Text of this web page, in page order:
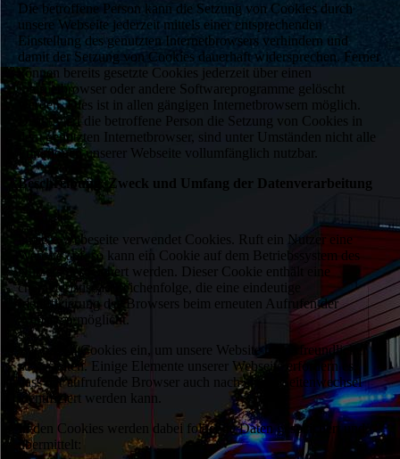
Die betroffene Person kann die Setzung von Cookies durch
unsere Webseite jederzeit mittels einer entsprechenden
Einstellung des genutzten Internetbrowsers verhindern und
damit der Setzung von Cookies dauerhaft widersprechen. Ferner
können bereits gesetzte Cookies jederzeit über einen
Internetbrowser oder andere Softwareprogramme gelöscht
werden. Dies ist in allen gängigen Internetbrowsern möglich.
Deaktiviert die betroffene Person die Setzung von Cookies in
dem genutzten Internetbrowser, sind unter Umständen nicht alle
Funktionen unserer Webseite vollumfänglich nutzbar.
Beschreibung, Zweck und Umfang der Datenverarbeitung
Unsere Webeseite verwendet Cookies. Ruft ein Nutzer eine
Website auf, so kann ein Cookie auf dem Betriebssystem des
Nutzers gespeichert werden. Dieser Cookie enthält eine
charakteristische Zeichenfolge, die eine eindeutige
Identifizierung des Browsers beim erneuten Aufrufen der
Website ermöglicht.
Wir setzen Cookies ein, um unsere Website nutzerfreundlicher
zu gestalten. Einige Elemente unserer Webseite erfordern es,
dass der aufrufende Browser auch nach einem Seitenwechsel
identifiziert werden kann.
In den Cookies werden dabei folgende Daten gespeichert und
übermittelt: